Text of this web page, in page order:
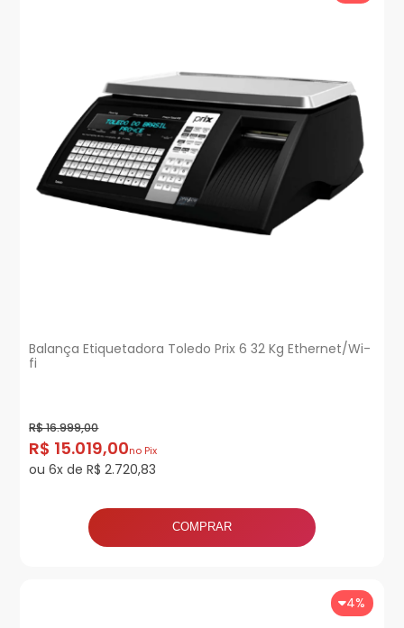
Balança Etiquetadora Toledo Prix 6 32 Kg Ethernet/Wi-
fi
R$ 16.999,00
R$ 15.019,00no Pix
ou 6x de R$ 2.720,83
COMPRAR
4%